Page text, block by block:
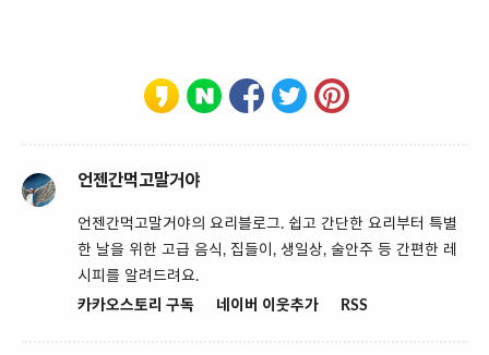
언젠간먹고말거야
언젠간먹고말거야의 요리블로그. 쉽고 간단한 요리부터 특별
한 날을 위한 고급 음식, 집들이, 생일상, 술안주 등 간편한 레
시피를 알려드려요.
카카오스토리 구독
네이버 이웃추가 RSS